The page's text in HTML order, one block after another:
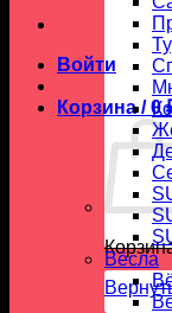
Войти
Корзина /0
Вёсла